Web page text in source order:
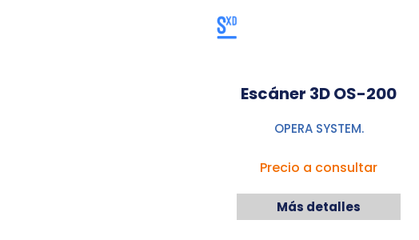
Escáner 3D OS-200
OPERA SYSTEM.
Precio a consultar
Más detalles